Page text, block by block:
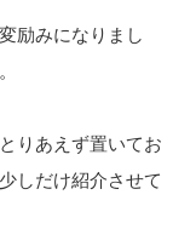
励みになりまし
りあえず置いてお
しだけ紹介させて